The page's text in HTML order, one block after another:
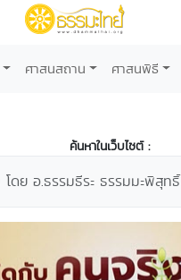
ศาสนสถาน ศาสนพิธี
ค้นหาในเว็บไซต์ :
ดย อ.ธรรมธีระ ธรรมมะพิสุทธิ์